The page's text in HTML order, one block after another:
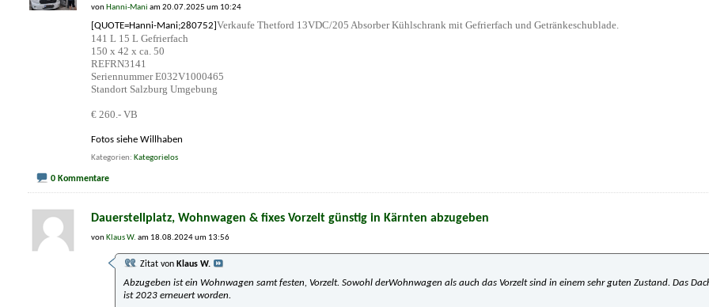
von Hanni-Mani am 20.07.2025 um 10:24
[QUOTE=Hanni-Mani;280752]Verkaufe Thetford 13VDC/205 Absorber Kühlschrank mit Gefrierfach und Getränkeschublade.
141 L 15 L Gefrierfach
150 x 42 x ca. 50
REFRN3141
Seriennummer E032V1000465
Standort Salzburg Umgebung
€ 260.- VB
Fotos siehe Willhaben
Kategorien Kategorielos
0 Kommentare
Dauerstellplatz, Wohnwagen & fixes Vorzelt günstig in Kärnten abzugeben
von Klaus W. am 18.08.2024 um 13:56
Zitat von Klaus W.
Abzugeben ist ein Wohnwagen samt festen, Vorzelt. Sowohl derWohnwagen als auch das Vorzelt sind in einem sehr guten Zustand. Das
ist 2023 erneuert worden.